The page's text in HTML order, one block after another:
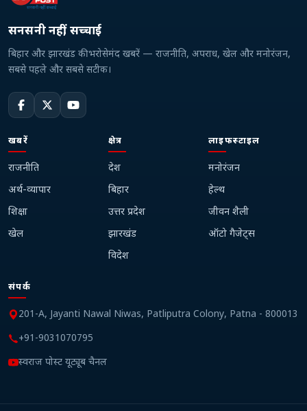
सनसनी नहीं, सच्चाई
बिहार और झारखंड की भरोसेमंद खबरें — राजनीति, अपराध, खेल और मनोरंजन,
सबसे पहले और सबसे सटीक।
खबरें
राजनीति
अर्थ-व्यापार
शिक्षा
खेल
क्षेत्र
देश
बिहार
उत्तर प्रदेश
झारखंड
विदेश
लाइफस्टाइल
मनोरंजन
हेल्थ
जीवन शैली
ऑटो गैजेट्स
संपर्क
201-A, Jayanti Nawal Niwas, Patliputra Colony, Patna - 800013
+91-9031070795
स्वराज पोस्ट यूट्यूब चैनल